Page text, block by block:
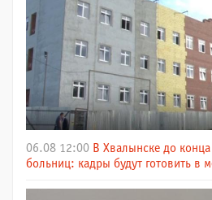
06.08 12:00 В Хвалынске до конца
больниц: кадры будут готовить в